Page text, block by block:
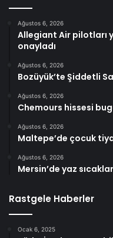
Ağustos 6, 2026
Allegiant Air pilotları
onayladı
Ağustos 6, 2026
Bozüyük’te Şiddetli
Ağustos 6, 2026
Chemours hissesi
Ağustos 6, 2026
Maltepe’de çocuk
Ağustos 6, 2026
Mersin’de yaz
Rastgele Haberler
Ocak 6, 2025